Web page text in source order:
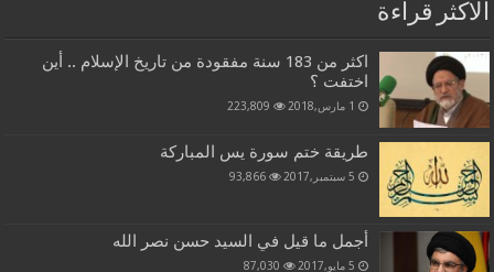
الاكثر قراءة
اكثر من 183 سنة مفقودة من تاريخ الإسلام .. أين
اختفت ؟
1 مارس,2018 223,809
طريقة ختم سورة يس المباركة
5 سبتمبر,2017 93,866
أجمل ما قيل في السيد حسن نصر الله
5 مايو,2017 87,030